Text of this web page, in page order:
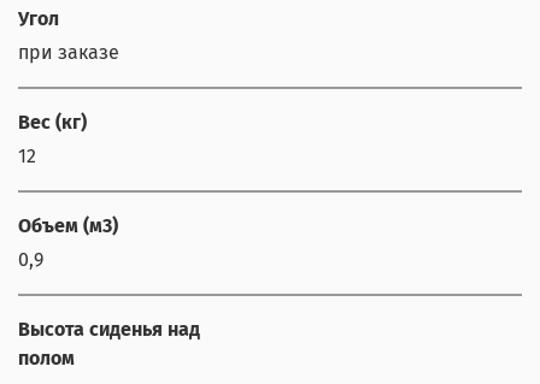
Угол
при заказе
Вес (кг)
12
Объем (м3)
0,9
Высота сиденья над
полом